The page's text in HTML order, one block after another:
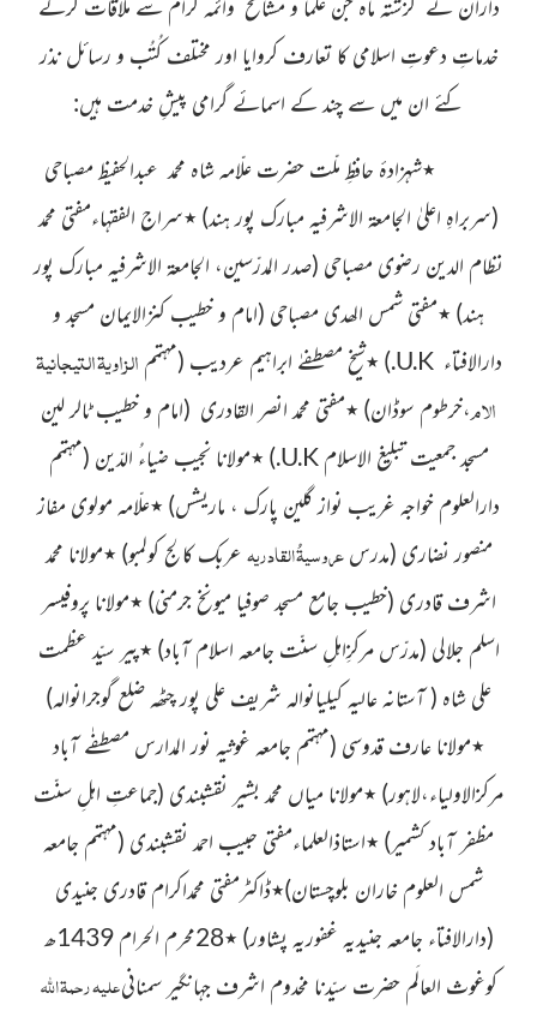
خدماتِ دعوتِ اسلامی کا تعارف کروایا اور مختلف کُتُب و رسائل نذر
کئے ان میں سے چند کے اسمائے گرامی پیشِ خدمت ہیں:
٭شہزادۂ حافظِ ملّت حضرت علّامہ شاہ محمد عبدالحفیظ مصباحی
(سربراہِ اعلیٰ الجامعۃ الاشرفیہ مبارک پور ہند) ٭سراج الفقہاءمفتی محمد
نظام الدین رضوی مصباحی (صدر المدرّسین، الجامعۃ الاشرفیہ مبارک پور
ہند) ٭مفتی شمس الھدی مصباحی (امام و خطیب کنزالایمان مسجد و
دارالافتاء U.K
.
) ٭شیخ مصطفےٰ ابراہیم عردیب (مہتمم الزاویۃ التیجانیۃ
الام،خرطوم سوڈان) ٭مفتی محمد انصر القادری (امام و خطیب ٹالر لین
مسجد جمعیت تبلیغ الاسلام U.K
.
) ٭مولانا نجیب ضیاءُ الدّین (مہتمم
دارالعلوم خواجہ غریب نواز گلین پارک ، ماریشس) ٭علّامہ مولوی مفاز
منصور نضاری (مدرسعروسیۃُ القادریہعربک کالج کولمبو) ٭مولانا محمد
اشرف قادری (خطیب جامع مسجد صوفیا میونخ جرمنی) ٭مولانا پروفیسر
اسلم جلالی (مدرّس مرکزِاہلِ سنّت جامعہ اسلام آباد) ٭پیر سیّد عظمت
علی شاہ ( آستانہ عالیہ کیلیانوالہ شریف علی پور چٹھہ ضلع گوجرانوالہ)
٭مولانا عارف قدوسی (مہتمم جامعہ غوثیہ نور المدارس مصطفٰے آباد
مرکزالاولیاء،لاہور) ٭مولانا میاں محمد بشیر نقشبندی (جماعتِ اہلِ سنّت
مظفر آباد کشمیر) ٭استاذالعلماءمفتی حبیب احمد نقشبندی (مہتمم جامعہ
شمس العلوم خاران بلوچستان)٭ڈاکٹرمفتی محمداکرامقادری جنیدی
(دارالافتاء جامعہ جنیدیہ غفوریہ پشاور) ٭28محرم الحرام 1439ھ
کوغوث العالَم حضرت سیّدنا مخدوم اشرف جہانگیر سمنانیعلیہ رحمۃ اللہ